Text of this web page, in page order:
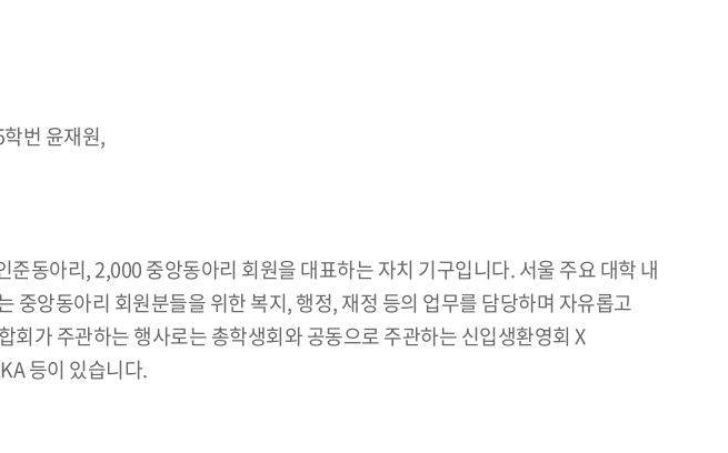
번 윤재원,
동아리, 2,000 중앙동아리 회원을 대표하는 자치 기구입니다. 서울 주요 대학 내
앙동아리 회원분들을 위한 복지, 행정, 재정 등의 업무를 담당하며 자유롭고
가 주관하는 행사로는 총학생회와 공동으로 주관하는 신입생환영회 X
등이 있습니다.